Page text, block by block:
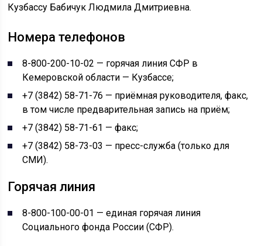
Кузбассу Бабичук Людмила Дмитриевна.
Номера телефонов
8-800-200-10-02 — горячая линия СФР в
Кемеровской области — Кузбассе;
+7 (3842) 58-71-76 — приёмная руководителя, факс,
в том числе предварительная запись на приём;
+7 (3842) 58-71-61 — факс;
+7 (3842) 58-73-03 — пресс-служба (только для
СМИ).
Горячая линия
8-800-100-00-01 — единая горячая линия
Социального фонда России (СФР).